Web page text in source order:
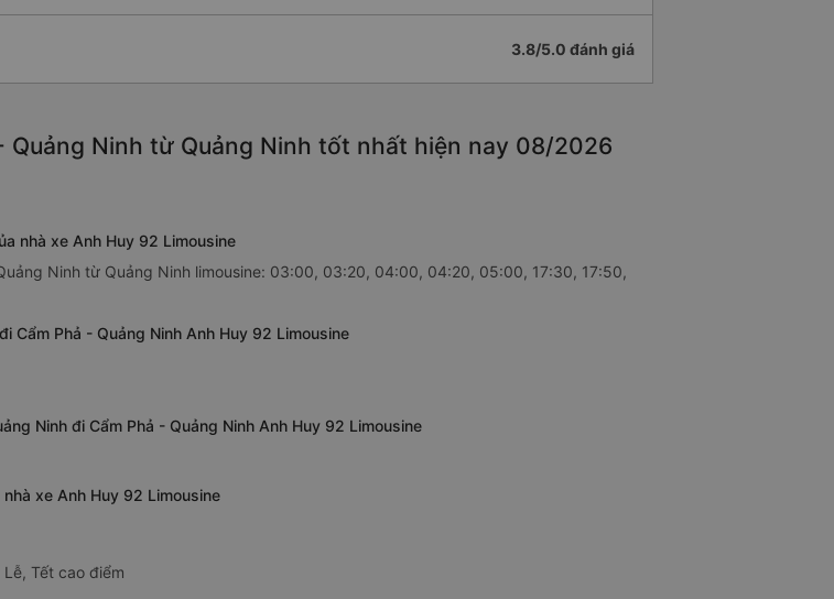
3.8/5.0 đánh giá
Quảng Ninh từ Quảng Ninh tốt nhất hiện nay 08/2026
nhà xe Anh Huy 92 Limousine
Ninh từ Quảng Ninh limousine: 03:00, 03:20, 04:00, 04:20, 05:00, 17:30, 17:50,
Cẩm Phả - Quảng Ninh Anh Huy 92 Limousine
Ninh đi Cẩm Phả - Quảng Ninh Anh Huy 92 Limousine
xe Anh Huy 92 Limousine
Tết cao điểm